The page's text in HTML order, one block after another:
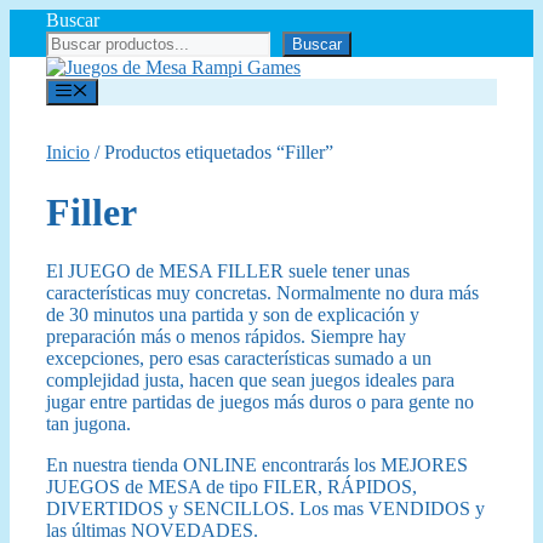
Saltar
contenido
Buscar
Buscar
Menú
Inicio / Productos etiquetados “Filler”
Filler
El JUEGO de MESA FILLER suele tener unas
características muy concretas. Normalmente no dura más
de 30 minutos una partida y son de explicación y
preparación más o menos rápidos. Siempre hay
excepciones, pero esas características sumado a un
complejidad justa, hacen que sean juegos ideales para
jugar entre partidas de juegos más duros o para gente no
tan jugona.
En nuestra tienda ONLINE encontrarás los MEJORES
JUEGOS de MESA de tipo FILER, RÁPIDOS,
DIVERTIDOS y SENCILLOS. Los mas VENDIDOS y
las últimas NOVEDADES.